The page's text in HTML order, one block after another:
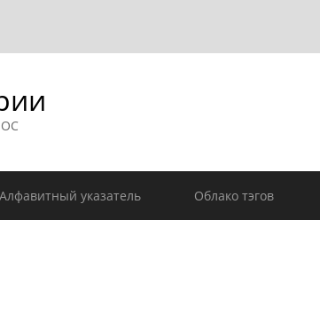
Алфавитный указатель Облако тэгов